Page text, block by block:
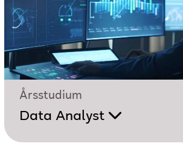
Årsstudium
Data Analyst